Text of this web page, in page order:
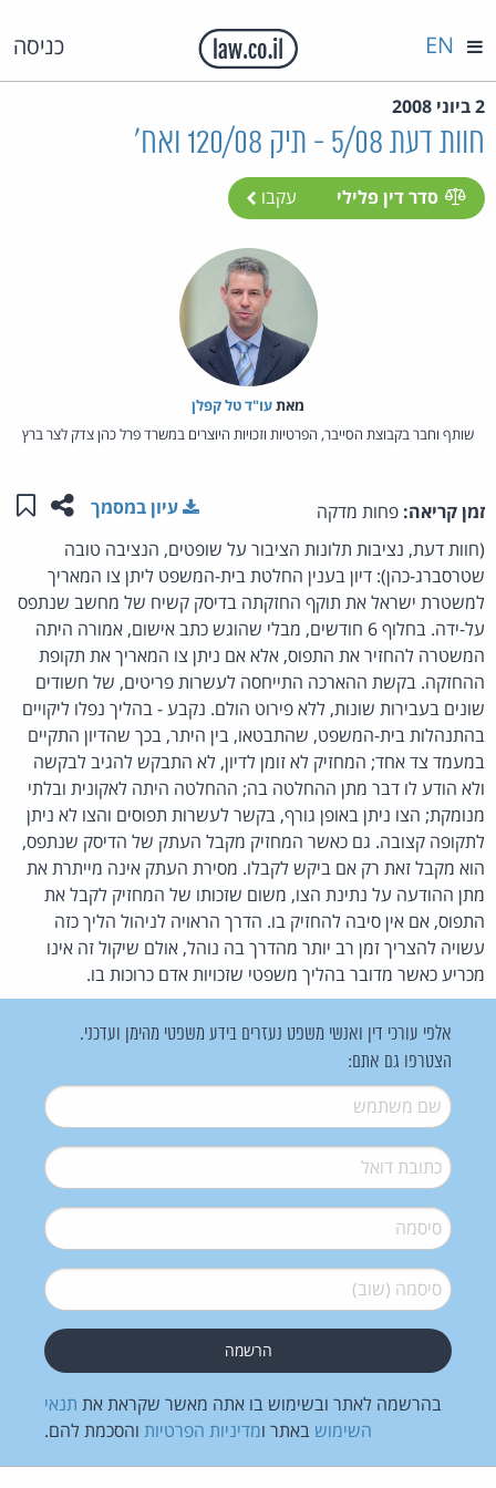
כניסה EN
2 ביוני 2008
חוות דעת 5/08 - תיק 120/08 ואח'
סדר דין פלילי עקבו
מאת‏עו"ד טל קפלן
שותף וחבר בקבוצת הסייבר, הפרטיות וזכויות היוצרים במשרד פרל כהן צדק לצר ברץ
זמן קריאה: פחות מדקה שתפו
עיון במסמך
(חוות דעת, נציבות תלונות הציבור על שופטים, הנציבה טובה
שטרסברג-כהן): דיון בענין החלטת בית-המשפט ליתן צו המאריך
למשטרת ישראל את תוקף החזקתה בדיסק קשיח של מחשב שנתפס
על-ידה. בחלוף 6 חודשים, מבלי שהוגש כתב אישום, אמורה היתה
המשטרה להחזיר את התפוס, אלא אם ניתן צו המאריך את תקופת
ההחזקה. בקשת ההארכה התייחסה לעשרות פריטים, של חשודים
שונים בעבירות שונות, ללא פירוט הולם. נקבע - בהליך נפלו ליקויים
בהתנהלות בית-המשפט, שהתבטאו, בין היתר, בכך שהדיון התקיים
במעמד צד אחד; המחזיק לא זומן לדיון, לא התבקש להגיב לבקשה
ולא הודע לו דבר מתן ההחלטה בה; ההחלטה היתה לאקונית ובלתי
מנומקת; הצו ניתן באופן גורף, בקשר לעשרות תפוסים והצו לא ניתן
לתקופה קצובה. גם כאשר המחזיק מקבל העתק של הדיסק שנתפס,
הוא מקבל זאת רק אם ביקש לקבלו. מסירת העתק אינה מייתרת את
מתן ההודעה על נתינת הצו, משום שזכותו של המחזיק לקבל את
התפוס, אם אין סיבה להחזיק בו. הדרך הראויה לניהול הליך כזה
עשויה להצריך זמן רב יותר מהדרך בה נוהל, אולם שיקול זה אינו
מכריע כאשר מדובר בהליך משפטי שזכויות אדם כרוכות בו.
אלפי עורכי דין ואנשי משפט נעזרים בידע משפטי מהימן ועדכני.
הצטרפו גם אתם:
שם משתמש*
דואל*
סיסמה*
סיסמה (שוב)*
בהרשמה לאתר ובשימוש בו אתה מאשר שקראת את תנאי
השימוש באתר ומדיניות הפרטיות והסכמת להם.